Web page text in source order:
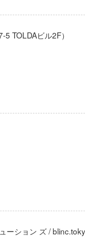
TOLDAビル2F）
ーション ズ /